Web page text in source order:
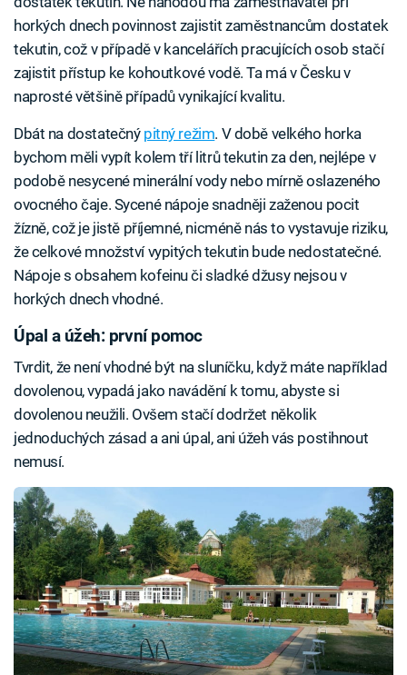
horkých dnech povinnost zajistit zaměstnancům dostatek
tekutin, což v případě v kancelářích pracujících osob stačí
zajistit přístup ke kohoutkové vodě. Ta má v Česku v
naprosté většině případů vynikající kvalitu.
Dbát na dostatečný pitný režim. V době velkého horka
bychom měli vypít kolem tří litrů tekutin za den, nejlépe v
podobě nesycené minerální vody nebo mírně oslazeného
ovocného čaje. Sycené nápoje snadněji zaženou pocit
žízně, což je jistě příjemné, nicméně nás to vystavuje riziku,
že celkové množství vypitých tekutin bude nedostatečné.
Nápoje s obsahem kofeinu či sladké džusy nejsou v
horkých dnech vhodné.
Úpal a úžeh: první pomoc
Tvrdit, že není vhodné být na sluníčku, když máte například
dovolenou, vypadá jako navádění k tomu, abyste si
dovolenou neužili. Ovšem stačí dodržet několik
jednoduchých zásad a ani úpal, ani úžeh vás postihnout
nemusí.